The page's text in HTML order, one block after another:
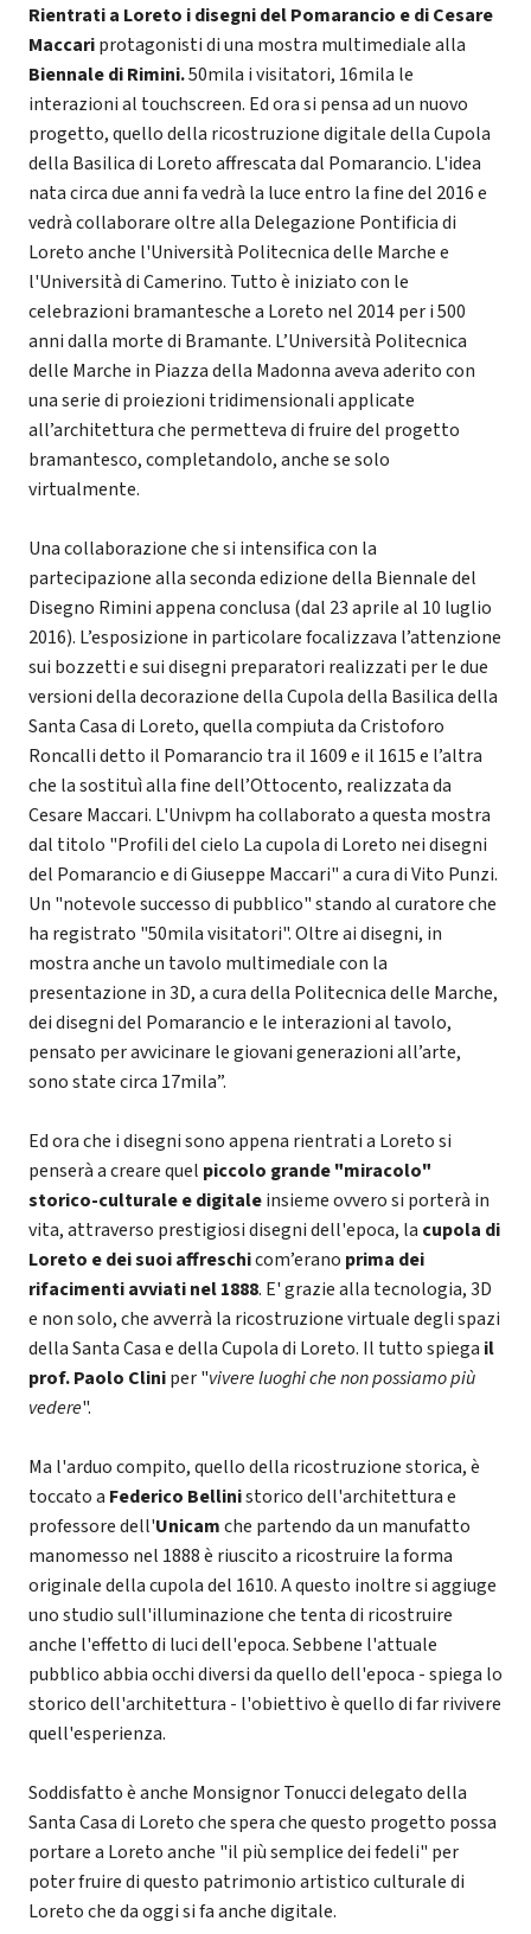
Rientrati a Loreto i disegni del Pomarancio e di Cesare
Maccariprotagonisti di una mostra multimediale alla
Biennale di Rimini.50mila i visitatori, 16mila le
interazioni al touchscreen. Ed ora si pensa ad un nuovo
progetto, quello della ricostruzione digitale della Cupola
della Basilica di Loreto affrescata dal Pomarancio. L'idea
nata circa due anni fa vedrà la luce entro la fine del 2016 e
vedrà collaborare oltre alla Delegazione Pontificia di
Loreto anche l'Università Politecnica delle Marche e
l'Università di Camerino. Tutto è iniziato con le
celebrazioni bramantesche a Loreto nel 2014 per i 500
anni dalla morte di Bramante. L’Università Politecnica
delle Marche in Piazza della Madonna aveva aderito con
una serie di proiezioni tridimensionali applicate
all’architettura che permetteva di fruire del progetto
bramantesco, completandolo, anche se solo
virtualmente.
Una collaborazione che si intensifica con la
partecipazione alla seconda edizione della Biennale del
Disegno Rimini appena conclusa (dal 23 aprile al 10 luglio
2016). L’esposizione in particolare focalizzava l’attenzione
sui bozzetti e sui disegni preparatori realizzati per le due
versioni della decorazione della Cupola della Basilica della
Santa Casa di Loreto, quella compiuta da Cristoforo
Roncalli detto il Pomarancio tra il 1609 e il 1615 e l’altra
che la sostituì alla fine dell’Ottocento, realizzata da
Cesare Maccari. L'Univpm ha collaborato a questa mostra
dal titolo "Profili del cielo La cupola di Loreto nei disegni
del Pomarancio e di Giuseppe Maccari" a cura di Vito Punzi.
Un "notevole successo di pubblico" stando al curatore che
ha registrato "50mila visitatori". Oltre ai disegni, in
mostra anche un tavolo multimediale con la
presentazione in 3D, a cura della Politecnica delle Marche,
dei disegni del Pomarancio e le interazioni al tavolo,
pensato per avvicinare le giovani generazioni all’arte,
sono state circa 17mila”.
Ed ora che i disegni sono appena rientrati a Loreto si
penserà a creare quel piccolo grande "miracolo"
storico-culturale e digitaleinsieme ovvero si porterà in
vita, attraverso prestigiosi disegni dell'epoca, la cupola di
Loreto e dei suoi affreschicom’erano prima dei
rifacimenti avviati nel 1888. E' grazie alla tecnologia, 3D
e non solo, che avverrà la ricostruzione virtuale degli spazi
della Santa Casa e della Cupola di Loreto. Il tutto spiega il
prof. Paolo Cliniper "vivere luoghi che non possiamo più
vedere".
Ma l'arduo compito, quello della ricostruzione storica, è
toccato a Federico Bellinistorico dell'architettura e
professore dell'Unicamche partendo da un manufatto
manomesso nel 1888 è riuscito a ricostruire la forma
originale della cupola del 1610. A questo inoltre si aggiuge
uno studio sull'illuminazione che tenta di ricostruire
anche l'effetto di luci dell'epoca. Sebbene l'attuale
pubblico abbia occhi diversi da quello dell'epoca - spiega lo
storico dell'architettura - l'obiettivo è quello di far rivivere
quell'esperienza.
Soddisfatto è anche Monsignor Tonucci delegato della
Santa Casa di Loreto che spera che questo progetto possa
portare a Loreto anche "il più semplice dei fedeli" per
poter fruire di questo patrimonio artistico culturale di
Loreto che da oggi si fa anche digitale.